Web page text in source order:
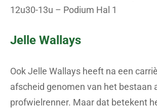
12u30-13u – Podium Hal 1
Jelle Wallays
Ook Jelle Wallays heeft na een
afscheid genomen van het bestaan
profwielrenner. Maar dat betekent